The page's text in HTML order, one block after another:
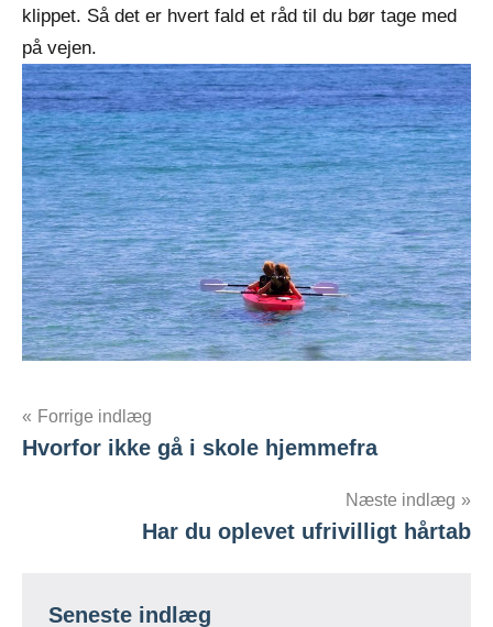
klippet. Så det er hvert fald et råd til du bør tage med
på vejen.
Indlægsnavigation
Forrige indlæg
Hvorfor ikke gå i skole hjemmefra
Næste indlæg
Har du oplevet ufrivilligt hårtab
Seneste indlæg